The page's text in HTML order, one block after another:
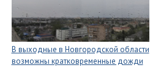
В выходные в Новгородской области
возможны кратковременные дожди